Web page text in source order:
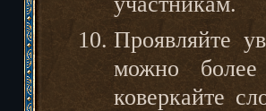
Проявляйте
можно более
коверкайте